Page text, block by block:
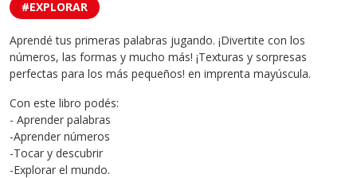
#EXPLORAR
Aprendé tus primeras palabras jugando. ¡Divertite con los
números, las formas y mucho más! ¡Texturas y sorpresas
perfectas para los más pequeños! en imprenta mayúscula.
Con este libro podés:
- Aprender palabras
-Aprender números
-Tocar y descubrir
-Explorar el mundo.